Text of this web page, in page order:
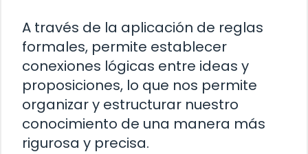
A través de la aplicación de reglas
formales, permite establecer
conexiones lógicas entre ideas y
proposiciones, lo que nos permite
organizar y estructurar nuestro
conocimiento de una manera más
rigurosa y precisa.